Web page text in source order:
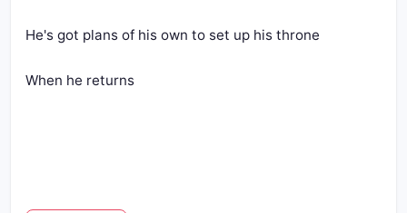
He's got plans of his own to set up his throne
When he returns